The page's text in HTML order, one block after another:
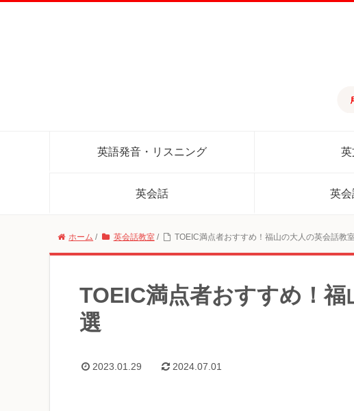
英語発音・リスニング 英
英会話 英会
ホーム / 英会話教室 / TOEIC満点者おすすめ！福山の大人の英会話教
TOEIC満点者おすすめ！福
選
2023.01.29 2024.07.01